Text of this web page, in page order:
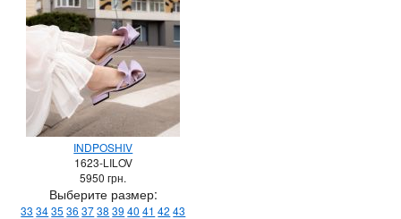
INDPOSHIV
1623-LILOV
5950 грн.
Выберите размер:
33 3435 36 3738 39 40 41 42 43